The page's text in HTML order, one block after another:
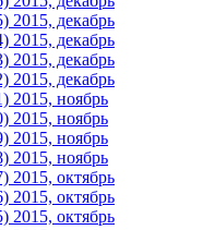
2015, декабрь
2015, декабрь
2015, декабрь
2015, декабрь
2015, ноябрь
2015, ноябрь
2015, ноябрь
2015, ноябрь
2015, октябрь
2015, октябрь
2015, октябрь